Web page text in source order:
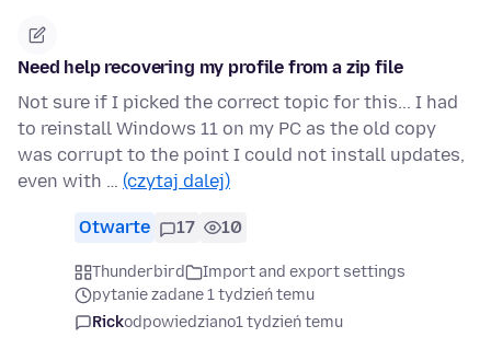
Need help recovering my profile from a zip file
Not sure if I picked the correct topic for this... I had
to reinstall Windows 11 on my PC as the old copy
was corrupt to the point I could not install updates,
even with … (czytaj dalej)
Otwarte 17 10
Thunderbird
Import and export settings
pytanie zadane 1 tydzień temu
Rickodpowiedziano1 tydzień temu